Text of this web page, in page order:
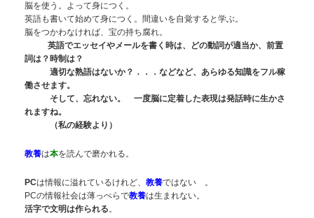
脳を使う。よって身につく。
英語も書いて始めて身につく。間違いを自覚すると学ぶ。
脳をつかわなければ、宝の持ち腐れ。
英語でエッセイやメールを書く時は、どの動詞が適当か、前置
詞は？時制は？
適切な熟語はないか？．．．などなど、あらゆる知識をフル稼
働させます。
そして、忘れない。 一度脳に定着した表現は発話時に生かさ
れますね。
（私の経験より）
教養は本を読んで磨かれる。
PCは情報に溢れているけれど、 教養ではない 。
PCの情報社会は薄っぺらで教養は生まれない。
活字で文明は作られる。